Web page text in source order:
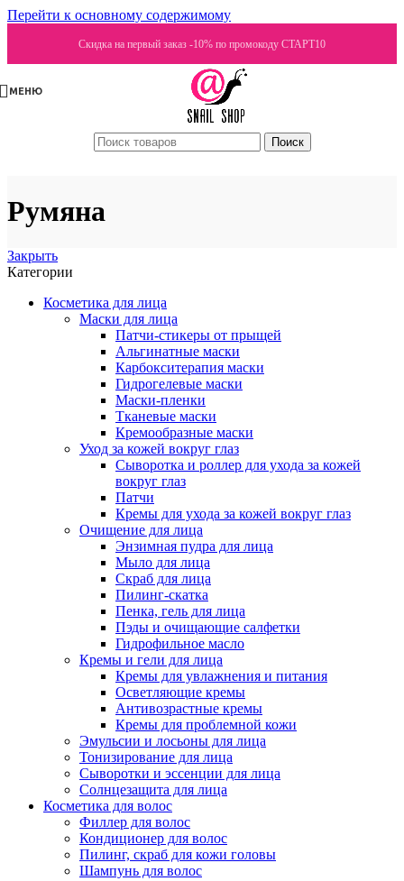
Перейти к основному содержимому
Скидка на первый заказ -10% по промокоду СТАРТ10
МЕНЮ
Поиск
Румяна
Закрыть
Категории
Косметика для лица
Маски для лица
Патчи-стикеры от прыщей
Альгинатные маски
Карбокситерапия маски
Гидрогелевые маски
Маски-пленки
Тканевые маски
Кремообразные маски
Уход за кожей вокруг глаз
Сыворотка и роллер для ухода за кожей
вокруг глаз
Патчи
Кремы для ухода за кожей вокруг глаз
Очищение для лица
Энзимная пудра для лица
Мыло для лица
Скраб для лица
Пилинг-скатка
Пенка, гель для лица
Пэды и очищающие салфетки
Гидрофильное масло
Кремы и гели для лица
Кремы для увлажнения и питания
Осветляющие кремы
Антивозрастные кремы
Кремы для проблемной кожи
Эмульсии и лосьоны для лица
Тонизирование для лица
Сыворотки и эссенции для лица
Солнцезащита для лица
Косметика для волос
Филлер для волос
Кондиционер для волос
Пилинг, скраб для кожи головы
Шампунь для волос